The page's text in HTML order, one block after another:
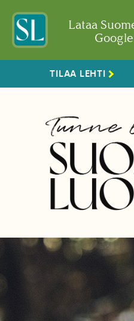
Lataa
TILAA LEHTI